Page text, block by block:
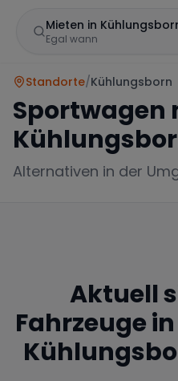
Mieten in
Egal wann
Mercedes
Standorte/Kühlungsborn
Sportwagen
Alternativen in der
Aktuell
Fahrzeuge